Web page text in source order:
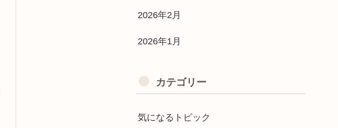
2026年2月
2026年1月
カテゴリー
気になるトピック